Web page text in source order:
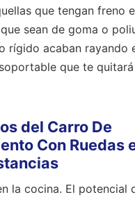
que tengan freno
sean de goma o
rígido acaban rayando
que te
del Carro De
Con Ruedas
la cocina. El potencial